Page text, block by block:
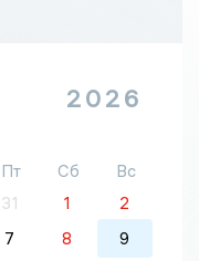
2026
Пт Сб
Вс
31 1
2
7 8
9